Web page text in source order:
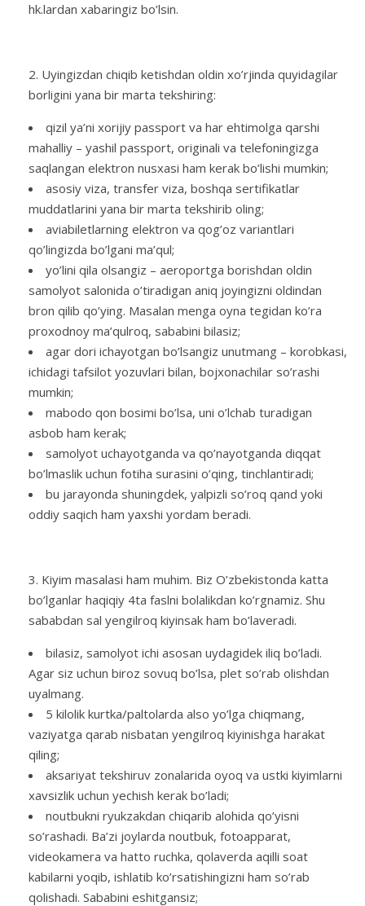
hk.lardan xabaringiz bo’lsin.
Uyingizdan chiqib ketishdan oldin xo’rjinda quyidagilar
borligini yana bir marta tekshiring:
qizil ya’ni xorijiy passport va har ehtimolga qarshi
mahalliy – yashil passport, originali va telefoningizga
saqlangan elektron nusxasi ham kerak bo’lishi mumkin;
asosiy viza, transfer viza, boshqa sertifikatlar
muddatlarini yana bir marta tekshirib oling;
aviabiletlarning elektron va qog’oz variantlari
qo’lingizda bo’lgani ma’qul;
yo’lini qila olsangiz – aeroportga borishdan oldin
samolyot salonida o’tiradigan aniq joyingizni oldindan
bron qilib qo’ying. Masalan menga oyna tegidan ko’ra
proxodnoy ma’qulroq, sababini bilasiz;
agar dori ichayotgan bo’lsangiz unutmang – korobkasi,
ichidagi tafsilot yozuvlari bilan, bojxonachilar so’rashi
mumkin;
mabodo qon bosimi bo’lsa, uni o’lchab turadigan
asbob ham kerak;
samolyot uchayotganda va qo’nayotganda diqqat
bo’lmaslik uchun fotiha surasini o’qing, tinchlantiradi;
bu jarayonda shuningdek, yalpizli so’roq qand yoki
oddiy saqich ham yaxshi yordam beradi.
Kiyim masalasi ham muhim. Biz O’zbekistonda katta
bo’lganlar haqiqiy 4ta faslni bolalikdan ko’rgnamiz. Shu
sababdan sal yengilroq kiyinsak ham bo’laveradi.
bilasiz, samolyot ichi asosan uydagidek iliq bo’ladi.
Agar siz uchun biroz sovuq bo’lsa, plet so’rab olishdan
uyalmang.
5 kilolik kurtka/paltolarda also yo’lga chiqmang,
vaziyatga qarab nisbatan yengilroq kiyinishga harakat
qiling;
aksariyat tekshiruv zonalarida oyoq va ustki kiyimlarni
xavsizlik uchun yechish kerak bo’ladi;
noutbukni ryukzakdan chiqarib alohida qo’yisni
so’rashadi. Ba’zi joylarda noutbuk, fotoapparat,
videokamera va hatto ruchka, qolaverda aqilli soat
kabilarni yoqib, ishlatib ko’rsatishingizni ham so’rab
qolishadi. Sababini eshitgansiz;